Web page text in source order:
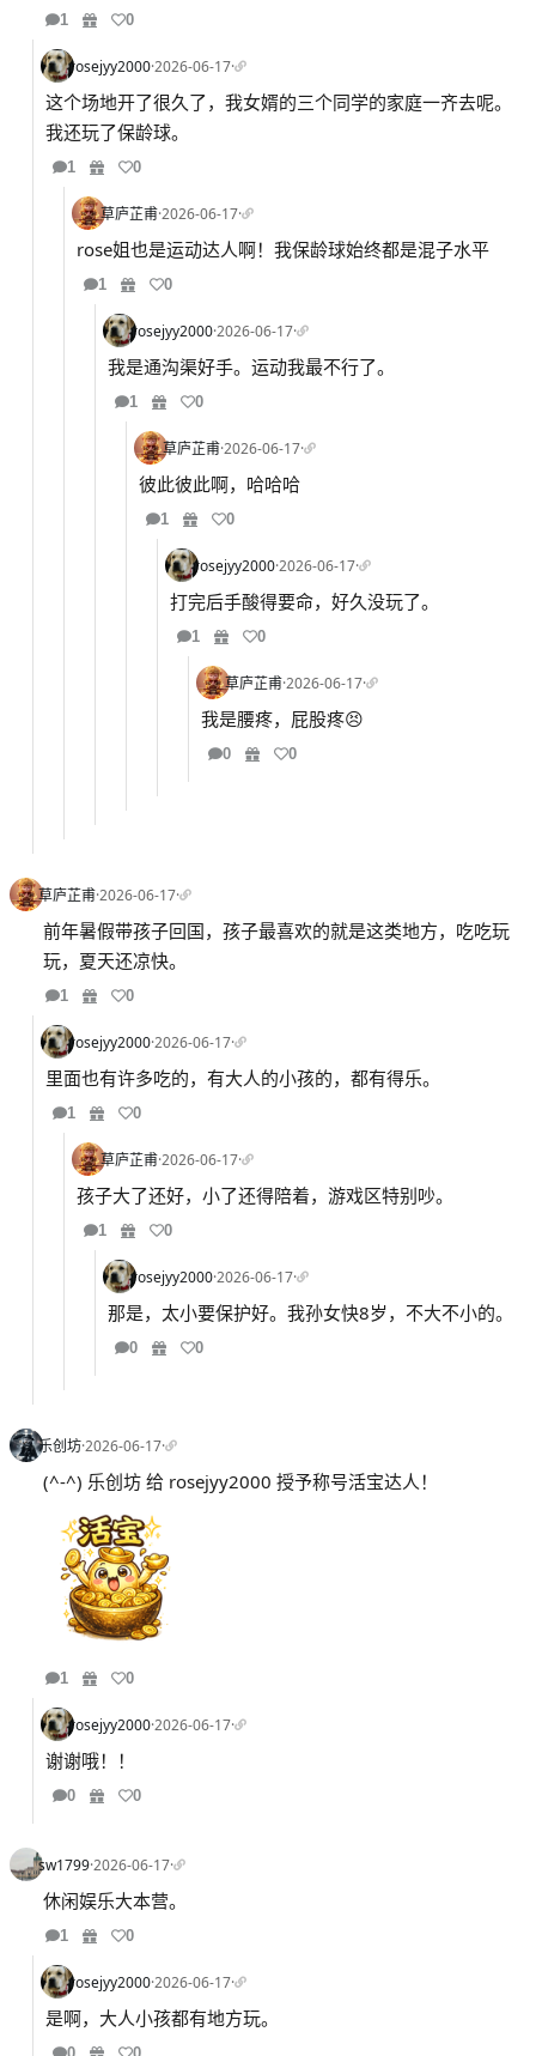
1 0
rosejyy2000·2026-06-17·
这个场地开了很久了，我女婿的三个同学的家庭一齐去呢。
我还玩了保龄球。
1 0
草庐芷甫·2026-06-17·
rose姐也是运动达人啊！我保龄球始终都是混子水平
1 0
rosejyy2000·2026-06-17·
我是通沟渠好手。运动我最不行了。
1 0
草庐芷甫·2026-06-17·
彼此彼此啊，哈哈哈
1 0
rosejyy2000·2026-06-17·
打完后手酸得要命，好久没玩了。
1 0
草庐芷甫·2026-06-17·
我是腰疼，屁股疼😣
0 0
草庐芷甫·2026-06-17·
前年暑假带孩子回国，孩子最喜欢的就是这类地方，吃吃玩
玩，夏天还凉快。
1 0
rosejyy2000·2026-06-17·
里面也有许多吃的，有大人的小孩的，都有得乐。
1 0
草庐芷甫·2026-06-17·
孩子大了还好，小了还得陪着，游戏区特别吵。
1 0
rosejyy2000·2026-06-17·
那是，太小要保护好。我孙女快8岁，不大不小的。
0 0
乐创坊·2026-06-17·
(^-^) 乐创坊 给 rosejyy2000 授予称号活宝达人！
1 0
rosejyy2000·2026-06-17·
谢谢哦！！
0 0
sw1799·2026-06-17·
休闲娱乐大本营。
1 0
rosejyy2000·2026-06-17·
是啊，大人小孩都有地方玩。